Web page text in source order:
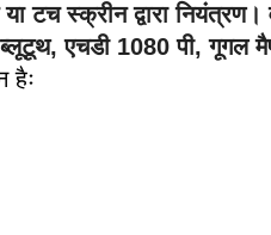
टच स्क्रीन द्वारा
एचडी 1080 पी, गूगल
हैः